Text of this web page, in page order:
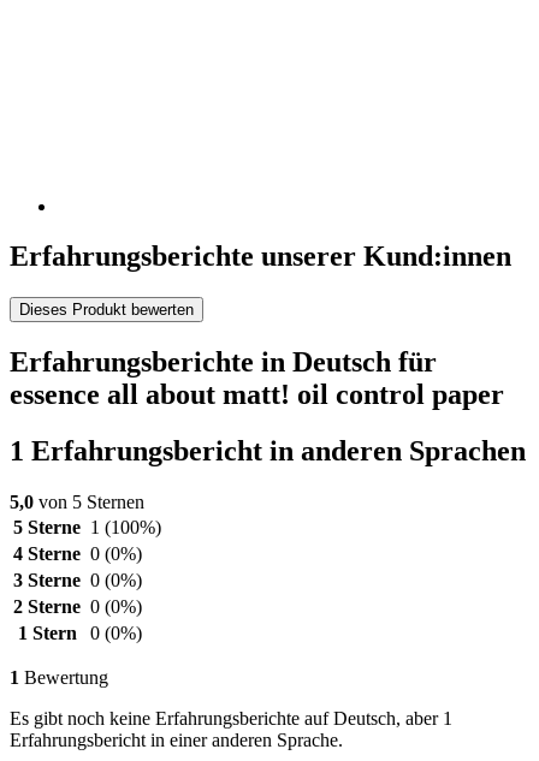
Erfahrungsberichte unserer Kund:innen
Dieses Produkt bewerten
Erfahrungsberichte in Deutsch für
essence all about matt! oil control paper
1 Erfahrungsbericht in anderen Sprachen
5,0 von 5 Sternen
5 Sterne 1 (100%)
4 Sterne 0 (0%)
3 Sterne 0 (0%)
2 Sterne 0 (0%)
1 Stern
0 (0%)
1 Bewertung
Es gibt noch keine Erfahrungsberichte auf Deutsch, aber 1
Erfahrungsbericht in einer anderen Sprache.